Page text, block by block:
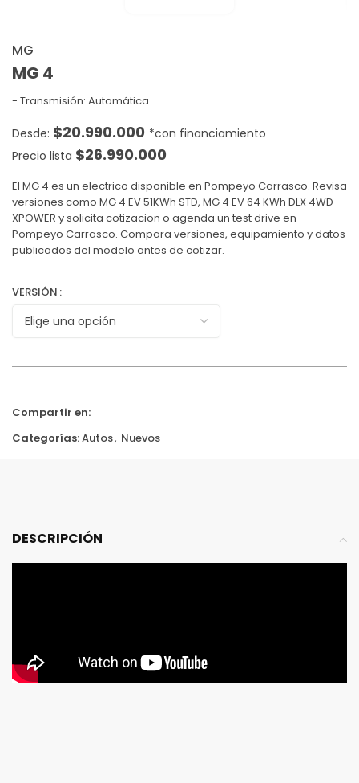
MG
MG 4
Transmisión: Automática
$20.990.000
Precio lista $26.990.000
El MG 4 es un electrico disponible en Pompeyo Carrasco. Revisa
versiones como MG 4 EV 51KWh STD, MG 4 EV 64 KWh DLX 4WD
XPOWER y solicita cotizacion o agenda un test drive en
Pompeyo Carrasco. Compara versiones, equipamiento y datos
publicados del modelo antes de cotizar.
VERSIÓN
Compartir en:
Categorías:Autos, Nuevos
DESCRIPCIÓN